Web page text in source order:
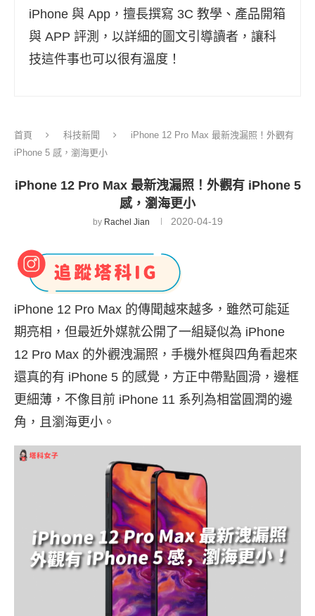
iPhone 與 App，擅長撰寫 3C 教學、產品開箱
與 APP 評測，以詳細的圖文引導讀者，讓科
技這件事也可以很有溫度！
首頁 科技新聞
iPhone 12 Pro Max 最新洩漏照！外觀有
iPhone 5 感，瀏海更小
iPhone 12 Pro Max 最新洩漏照！外觀有 iPhone 5
感，瀏海更小
by Rachel Jian 2020-04-19
iPhone 12 Pro Max 的傳聞越來越多，雖然可能延
期亮相，但最近外媒就公開了一組疑似為 iPhone
12 Pro Max 的外觀洩漏照，手機外框與四角看起來
還真的有 iPhone 5 的感覺，方正中帶點圓滑，邊框
更細薄，不像目前 iPhone 11 系列為相當圓潤的邊
角，且瀏海更小。